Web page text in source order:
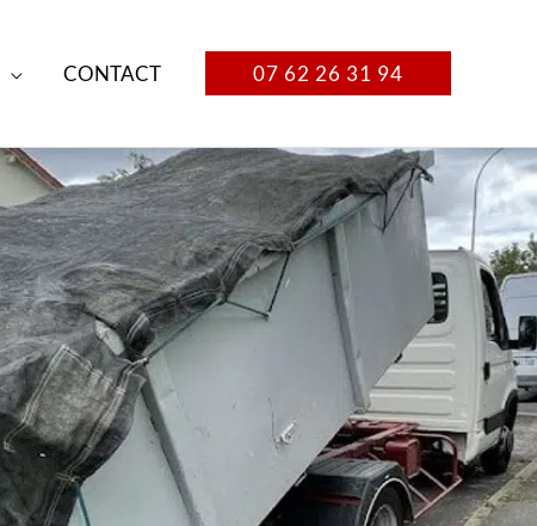
CONTACT 07 62 26 31 94